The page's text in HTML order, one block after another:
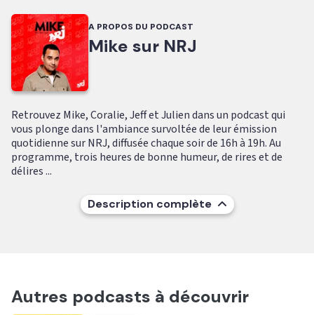
A PROPOS DU PODCAST
Mike sur NRJ
Retrouvez Mike, Coralie, Jeff et Julien dans un podcast qui
vous plonge dans l'ambiance survoltée de leur émission
quotidienne sur NRJ, diffusée chaque soir de 16h à 19h. Au
programme, trois heures de bonne humeur, de rires et de
délires ...
Description complète
Autres podcasts à découvrir